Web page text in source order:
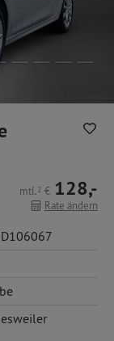
mtl.2 € 128,-
Rate ändern